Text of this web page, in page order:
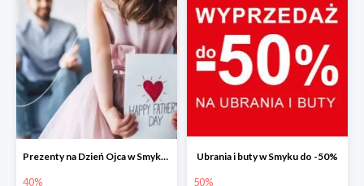
Prezenty na Dzień Ojca w Smyku do -40%
40%
Ubrania i buty w Smyku do -50%
50%